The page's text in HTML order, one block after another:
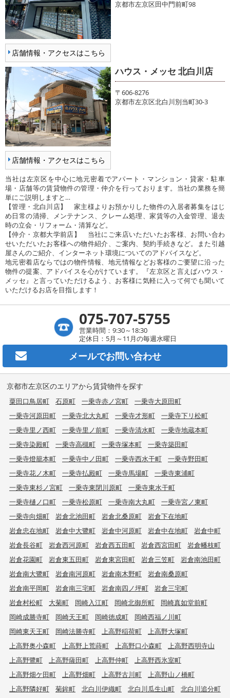
店舗情報・アクセスはこちら
京都市左京区田中門前町98
店舗情報・アクセスはこちら
ハウス・メッセ 北白川店
〒606-8276
京都市左京区北白川別当町30-3
当社は左京区を中心に地元密着でアパート・マンション・貸家・駐車
場・店舗等の賃貸物件の管理・仲介を行っております。当社の業務を簡
単にご説明しますと…
【管理・北白川店】 家主様よりお預かりした物件の入居者募集をはじ
め日常の清掃、メンテナンス、クレーム処理、家賃等の入金管理、退去
時の立会・リフォーム・清算など。
【仲介・京都大学前店】 当社にご来店いただいたお客様、お問い合わ
せいただいたお客様への物件紹介、ご案内、契約手続きなど。また引越
屋さんのご紹介、インターネット環境についてのアドバイスなど。
地元密着店ならではの物件情報、地元情報などお客様のご要望に沿った
物件の提案、アドバイスを心がけています。『左京区と言えばハウス・
メッセ』と言っていただけるよう、お客様に気軽に入って何でも聞いて
いただけるお店を目指します！
075-707-5755
営業時間：9:30～18:30
定休日：5月～11月の毎週水曜日
メールでお問い合わせ
京都市左京区のエリアから賃貸物件を探す
粟田口鳥居町 石原町 一乗寺赤ノ宮町
一乗寺大原田町
一乗寺河原田町
一乗寺北大丸町 一乗寺才形町
一乗寺下リ松町
一乗寺里ノ西町
一乗寺里ノ前町 一乗寺清水町
一乗寺地蔵本町
一乗寺染殿町
一乗寺高槻町 一乗寺塚本町
一乗寺築田町
一乗寺燈籠本町
一乗寺中ノ田町 一乗寺西水干町
一乗寺野田町
一乗寺花ノ木町
一乗寺払殿町 一乗寺馬場町
一乗寺東浦町
一乗寺東杉ノ宮町
一乗寺東閉川原町
一乗寺東水干町
一乗寺樋ノ口町
一乗寺松原町 一乗寺南大丸町
一乗寺宮ノ東町
一乗寺向畑町
岩倉北池田町 岩倉北桑原町
岩倉下在地町
岩倉忠在地町
岩倉中大鷺町 岩倉中河原町 岩倉中在地町
岩倉中町
岩倉長谷町
岩倉西河原町 岩倉西五田町 岩倉西宮田町
岩倉幡枝町
岩倉花園町
岩倉東五田町 岩倉東宮田町 岩倉三笠町
岩倉南池田町
岩倉南大鷺町
岩倉南河原町 岩倉南木野町
岩倉南桑原町
岩倉南平岡町
岩倉南三宅町 岩倉南四ノ坪町
岩倉三宅町
岩倉村松町
大菊町 岡崎入江町 岡崎北御所町
岡崎真如堂前町
岡崎成勝寺町
岡崎天王町 岡崎徳成町
岡崎西福ノ川町
岡崎東天王町
岡崎法勝寺町 上高野稲荷町
上高野大塚町
上高野奥小森町
上高野上荒蒔町 上高野口小森町
上高野西明寺山
上高野鷺町
上高野薩田町 上高野仲町
上高野西氷室町
上高野畑ケ田町
上高野畑町 上高野古川町
上高野山ノ橋町
上高野隣好町
菊鉾町 北白川伊織町 北白川瓜生山町
北白川追分町